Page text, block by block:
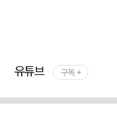
유튜브 구독 +